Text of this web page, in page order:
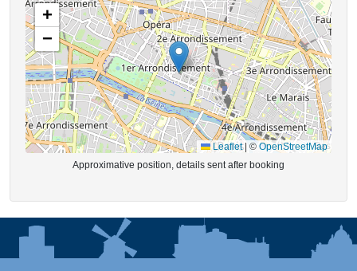
+
−
Leaflet © OpenStreetMap
Approximative position, details sent after booking